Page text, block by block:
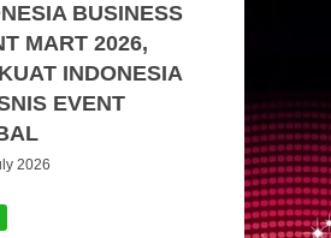
BUSINESS
MART 2026,
INDONESIA
EVENT
2026